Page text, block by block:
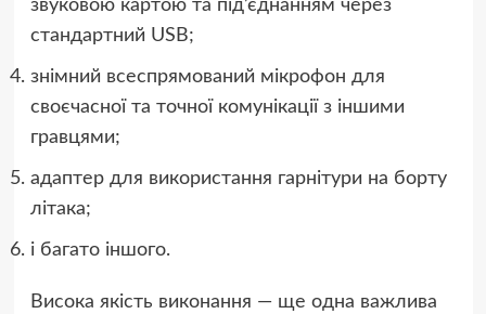
звуковою картою та під’єднанням через
стандартний USB;
знімний всеспрямований мікрофон для
своєчасної та точної комунікації з іншими
гравцями;
адаптер для використання гарнітури на борту
літака;
і багато іншого.
Висока якість виконання — ще одна важлива